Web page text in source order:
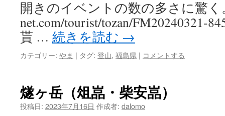
開きのイベントの数の多さに驚く
net.com/tourist/tozan/FM20240321-
貰 … 続きを読む →
カテゴリー: やま | タグ: 登山, 福島県 | コメントする
燧ヶ岳（俎嵓・柴安嵓）
投稿日: 2023年7月16日 作成者: dalomo